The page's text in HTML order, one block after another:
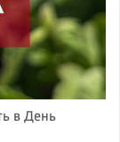
в День